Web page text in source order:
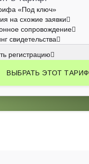
«Под ключ»
на схожие заявки
сопровождение
свидетельства
регистрацию
ВЫБРАТЬ ЭТОТ ТАРИФ